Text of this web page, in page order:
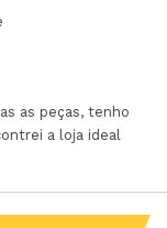
as peças, tenho
a loja ideal